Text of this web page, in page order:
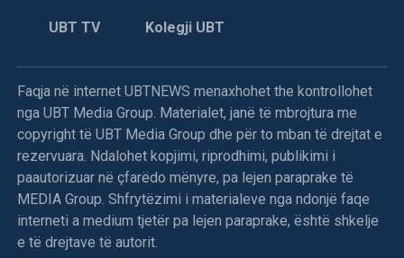
UBT TV Kolegji UBT
Faqja në internet UBTNEWS menaxhohet the kontrollohet
nga UBT Media Group. Materialet, janë të mbrojtura me
copyright të UBT Media Group dhe për to mban të drejtat e
rezervuara. Ndalohet kopjimi, riprodhimi, publikimi i
paautorizuar në çfarëdo mënyre, pa lejen paraprake të
MEDIA Group. Shfrytëzimi i materialeve nga ndonjë faqe
interneti a medium tjetër pa lejen paraprake, është shkelje
e të drejtave të autorit.